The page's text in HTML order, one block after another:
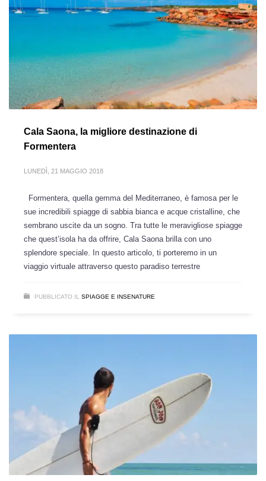
Cala Saona, la migliore destinazione di
Formentera
LUNEDÌ, 21 MAGGIO 2018
Formentera, quella gemma del Mediterraneo, è famosa per le
sue incredibili spiagge di sabbia bianca e acque cristalline, che
sembrano uscite da un sogno. Tra tutte le meravigliose spiagge
che quest’isola ha da offrire, Cala Saona brilla con uno
splendore speciale. In questo articolo, ti porteremo in un
viaggio virtuale attraverso questo paradiso terrestre
PUBBLICATO IL SPIAGGE E INSENATURE